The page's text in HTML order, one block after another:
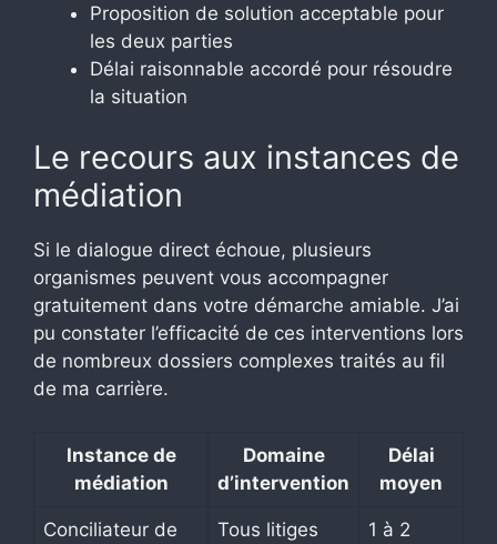
Proposition de solution acceptable pour
les deux parties
Délai raisonnable accordé pour résoudre
la situation
Le recours aux instances de
médiation
Si le dialogue direct échoue, plusieurs
organismes peuvent vous accompagner
gratuitement dans votre démarche amiable. J’ai
pu constater l’efficacité de ces interventions lors
de nombreux dossiers complexes traités au fil
de ma carrière.
Instance de
médiation
Domaine
d’intervention
Délai
moyen
Conciliateur de
Tous litiges
1 à 2